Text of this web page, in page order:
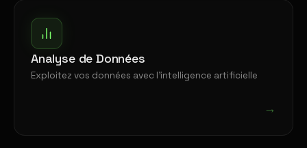
Analyse de Données
Exploitez vos données avec l'intelligence artificielle
→